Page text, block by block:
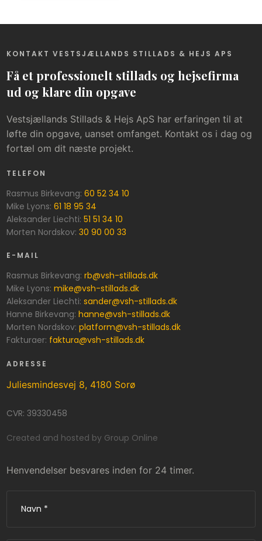
KONTAKT VESTSJÆLLANDS STILLADS & HEJS APS
Få et professionelt stillads og hejsefirma
ud og klare din opgave
Vestsjællands Stillads & Hejs ApS har erfaringen til at
løfte din opgave, uanset omfanget. Kontakt os i dag og
fortæl om dit næste projekt.
​TELEFON
Rasmus Birkevang: 60 52 34 10
​​Mike Lyons: 61 18 95 34
Aleksander Liechti: 51 51 34 10
Morten Nordskov: 30 90 00 33
​E-MAIL
Rasmus Birkevang: rb@vsh-stillads.dk
​Mike Lyons: mike@vsh-stillads.dk
Aleksander Liechti: sander@vsh-stillads.dk
Hanne Birkevang: hanne@vsh-stillads.dk
Morten Nordskov: platform@vsh-stillads.dk
Fakturaer: faktura@vsh-stillads.dk
ADRESSE
Juliesmindesvej 8, 4180 Sorø
CVR: 39330458​
Created and hosted by Group Online
Henvendelser besvares inden for 24 timer.